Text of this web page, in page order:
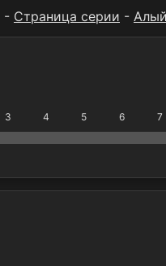
- Страница серии -
3 4 5 6 7